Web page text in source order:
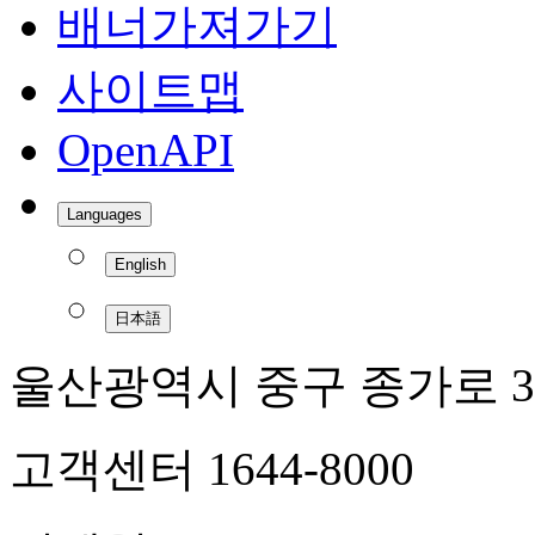
배너가져가기
사이트맵
OpenAPI
Languages
English
日本語
울산광역시 중구 종가로
고객센터 1644-8000